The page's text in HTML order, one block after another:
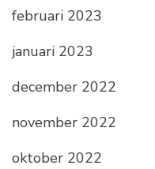
februari 2023
januari 2023
december 2022
november 2022
oktober 2022